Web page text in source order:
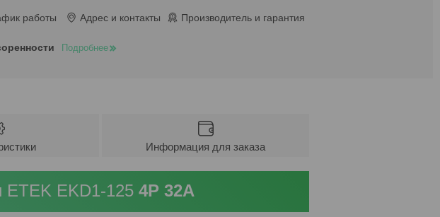
работы Адрес и контакты Производитель и гарантия
Подробнее
Информация для заказа
ETEK EKD1-125 4P 32A